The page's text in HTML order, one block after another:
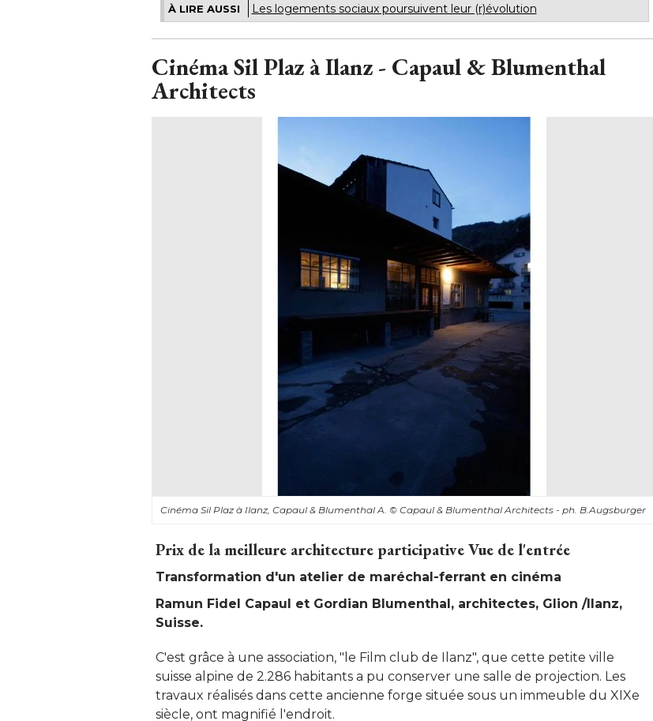
À LIRE AUSSI Les logements sociaux poursuivent leur (r)évolution
Cinéma Sil Plaz à Ilanz - Capaul & Blumenthal
Architects
Cinéma Sil Plaz à Ilanz, Capaul & Blumenthal A. © Capaul & Blumenthal Architects - ph. B.Augsburger
Prix de la meilleure architecture participative Vue de l'entrée
Transformation d'un atelier de maréchal-ferrant en cinéma
Ramun Fidel Capaul et Gordian Blumenthal, architectes, Glion /Ilanz,
Suisse.
C'est grâce à une association, "le Film club de Ilanz", que cette petite ville
suisse alpine de 2.286 habitants a pu conserver une salle de projection. Les
travaux réalisés dans cette ancienne forge située sous un immeuble du XIXe
siècle, ont magnifié l'endroit.